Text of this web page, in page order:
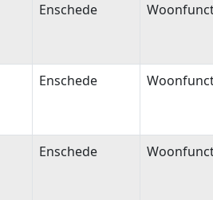
Enschede
Enschede
Enschede